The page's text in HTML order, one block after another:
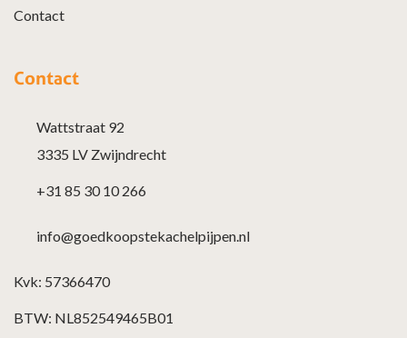
Contact
Contact
Wattstraat 92
3335 LV Zwijndrecht
+31 85 30 10 266
info@goedkoopstekachelpijpen.nl
Kvk: 57366470
BTW: NL852549465B01